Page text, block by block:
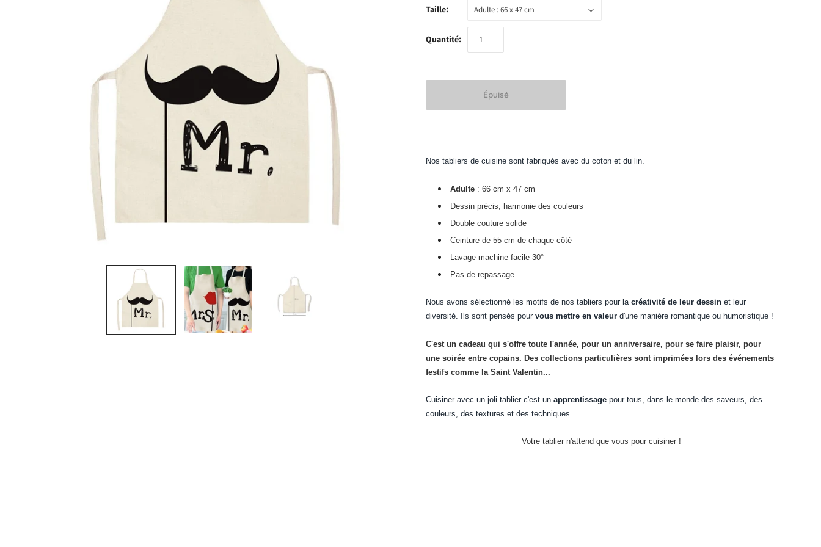
Taille: Adulte : 66 x 47 cm
Quantité:
Nos tabliers de cuisine sont fabriqués avec du coton et du lin.
Adulte : 66 cm x 47 cm
Dessin précis, harmonie des couleurs
Double couture solide
Ceinture de 55 cm de chaque côté
Lavage machine facile 30°
Pas de repassage
Nous avons sélectionné les motifs de nos tabliers pour la créativité de leur dessin et leur
diversité. Ils sont pensés pour vous mettre en valeur d'une manière romantique ou humoristique !
C'est un cadeau qui s'offre toute l'année, pour un anniversaire, pour se faire plaisir, pour
une soirée entre copains. Des collections particulières sont imprimées lors des événements
festifs comme la Saint Valentin...
Cuisiner avec un joli tablier c'est un apprentissage pour tous, dans le monde des saveurs, des
couleurs, des textures et des techniques.
Votre tablier n'attend que vous pour cuisiner !